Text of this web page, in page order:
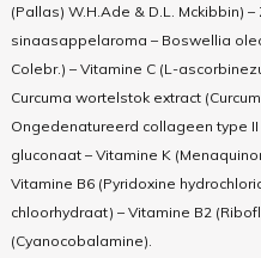
(Pallas) W.H.Ade & D.L. Mckibbin)
sinaasappelaroma – Boswellia
Colebr.) – Vitamine C (L-
Curcuma wortelstok extract
Ongedenatureerd collageen type
gluconaat – Vitamine K
Vitamine B6 (Pyridoxine
chloorhydraat) – Vitamine B2
(Cyanocobalamine).